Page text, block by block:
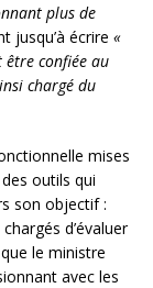
plus de
jusqu’à écrire «
être confiée au
chargé du
mises
outils qui
son objectif :
d’évaluer
le ministre
avec les